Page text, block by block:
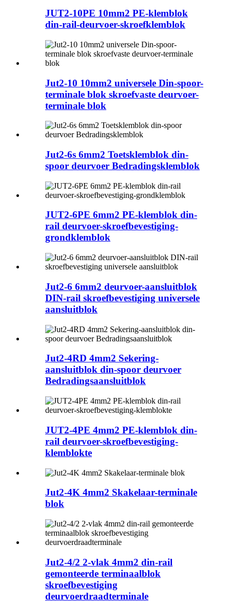
JUT2-10PE 10mm2 PE-klemblok
din-rail-deurvoer-skroefklemblok
Jut2-10 10mm2 universele Din-spoor-
terminale blok skroefvaste deurvoer-
terminale blok
Jut2-6s 6mm2 Toetsklemblok din-
spoor deurvoer Bedradingsklemblok
JUT2-6PE 6mm2 PE-klemblok din-
rail deurvoer-skroefbevestiging-
grondklemblok
Jut2-6 6mm2 deurvoer-aansluitblok
DIN-rail skroefbevestiging universele
aansluitblok
Jut2-4RD 4mm2 Sekering-
aansluitblok din-spoor deurvoer
Bedradingsaansluitblok
JUT2-4PE 4mm2 PE-klemblok din-
rail deurvoer-skroefbevestiging-
klemblokte
Jut2-4K 4mm2 Skakelaar-terminale
blok
Jut2-4/2 2-vlak 4mm2 din-rail
gemonteerde terminaalblok
skroefbevestiging
deurvoerdraadterminale